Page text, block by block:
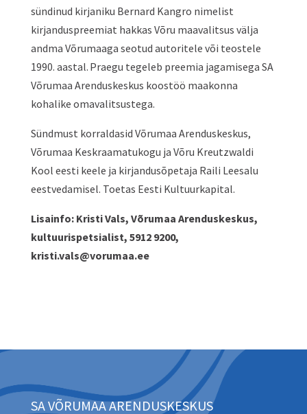
sündinud kirjaniku Bernard Kangro nimelist
kirjanduspreemiat hakkas Võru maavalitsus välja
andma Võrumaaga seotud autoritele või teostele
1990. aastal. Praegu tegeleb preemia jagamisega SA
Võrumaa Arenduskeskus koostöö maakonna
kohalike omavalitsustega.
Sündmust korraldasid Võrumaa Arenduskeskus,
Võrumaa Keskraamatukogu ja Võru Kreutzwaldi
Kool eesti keele ja kirjandusõpetaja Raili Leesalu
eestvedamisel. Toetas Eesti Kultuurkapital.
Lisainfo: Kristi Vals, Võrumaa Arenduskeskus,
kultuurispetsialist, 5912 9200,
kristi.vals@vorumaa.ee
SA VÕRUMAA ARENDUSKESKUS